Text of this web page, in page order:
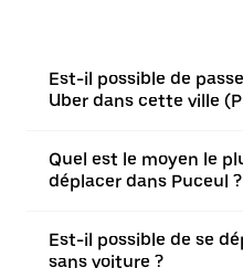
Est-il possible de
Uber dans cette ville
Quel est le moyen le
déplacer dans Puceul ?
Est-il possible de se
sans voiture ?